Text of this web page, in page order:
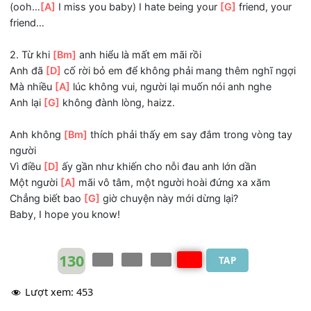
Ấm áp em bên ai trong đêm sắc hoa chắc không còn[A]
một người
ta [G]chỉ là bạn”
Anh hiểu rồi, nhưng thật lòng I hate being your[Bm]
love you[D]baby
(ooh… [A] I miss you baby) I hate being your
friend…
2. Từ khi [Bm]anh hiểu là mất em mãi rồi
Anh đã[D]cố rời bỏ em để không phải mang thêm nghĩ
Mà nhiều [A]lúc không vui, người lại muốn nói anh nghe
Anh lại[G]không đành lòng, haizz.
Anh không[Bm]thích phải thấy em say đắm trong vòng
Vì điều [D]ấy gần như khiến cho nỗi đau anh lớn dần